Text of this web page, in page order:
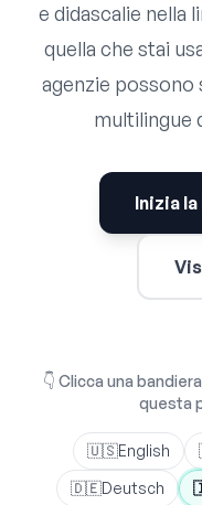
e didascalie nella
quella che stai
agenzie
multilingue
Inizia
👇 Clicca una
questa
🇺🇸English
🇩🇪Deutsch